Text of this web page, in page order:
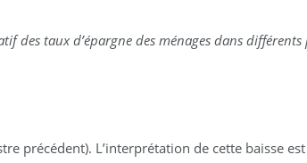
des taux d’épargne des ménages dans différents
précédent). L’interprétation de cette baisse